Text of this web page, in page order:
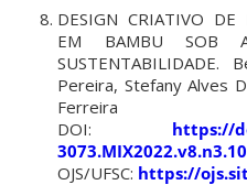
DESIGN CRIATIVO DE
EM BAMBU SOB A
SUSTENTABILIDADE.
Pereira, Stefany Alves
Ferreira
DOI: https://
OJS/UFSC: https://